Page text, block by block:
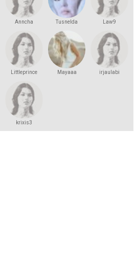
Anncha Tusnelda Law9
Littleprince Mayaaa irjaulabi
krixis3